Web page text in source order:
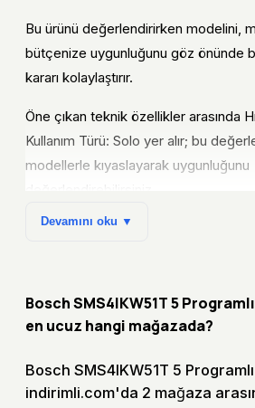
Bu ürünü değerlendirirken modelini,
bütçenize uygunluğunu göz önünde
kararı kolaylaştırır.
Öne çıkan teknik özellikler arasında
Kullanım Türü: Solo yer alır; bu
modellerle kıyaslayarak uygunluğunu
Fiyatlar ve teklifler düzenli güncellenir;
karşılaştırırken fiyat geçmişi grafiğini
düşüşleri ve dönemsel kampanyaları
Fiyat alarmı kurarak hedef fiyata
bildirim almanız, bütçenizi aşmadan
Devamını oku ▼
Bosch SMS4IKW51T 5
en ucuz hangi mağazada?
Bosch SMS4IKW51T 5
indirimli.com'da 2 mağaza